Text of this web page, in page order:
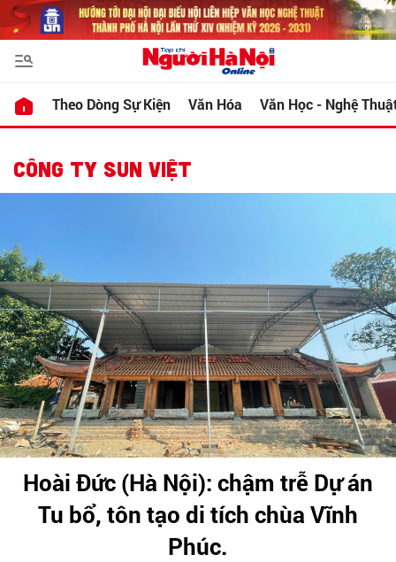
Theo Dòng Sự Kiện Văn Hóa Văn Học - Nghệ
CÔNG TY SUN VIỆT
Hoài Đức (Hà Nội): chậm trễ Dự án
Tu bổ, tôn tạo di tích chùa Vĩnh
Phúc.